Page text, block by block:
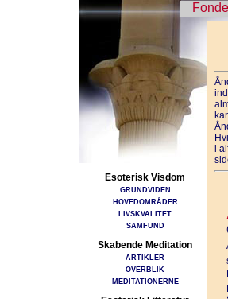
Esoterisk Visdom
GRUNDVIDEN
HOVEDOMRÅDER
LIVSKVALITET
SAMFUND
Skabende Meditation
ARTIKLER
OVERBLIK
MEDITATIONERNE
i